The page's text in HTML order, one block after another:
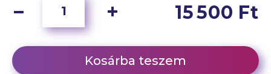
15 500 Ft
Kosárba teszem